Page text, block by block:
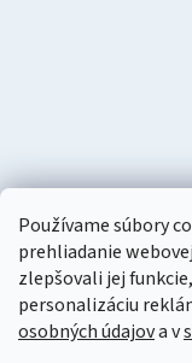
Používame súbory
prehliadanie
zlepšovali jej
personalizáciu
osobných údajova v